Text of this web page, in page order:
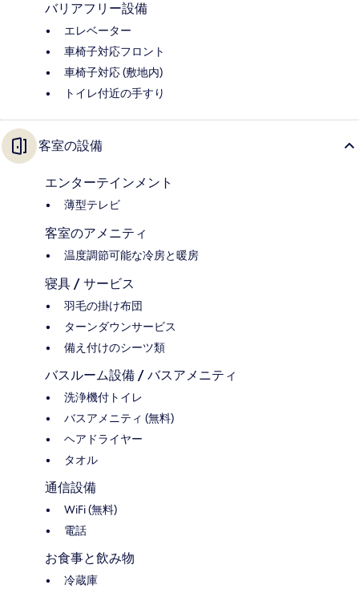
バリアフリー設備
エレベーター
車椅子対応フロント
車椅子対応 (敷地内)
トイレ付近の手すり
客室の設備
エンターテインメント
薄型テレビ
客室のアメニティ
温度調節可能な冷房と暖房
寝具 / サービス
羽毛の掛け布団
ターンダウンサービス
備え付けのシーツ類
バスルーム設備 / バスアメニティ
洗浄機付トイレ
バスアメニティ (無料)
ヘアドライヤー
タオル
通信設備
WiFi (無料)
電話
お食事と飲み物
冷蔵庫